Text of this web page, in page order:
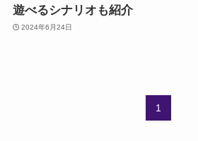
遊べるシナリオも紹介
2024年6月24日
1